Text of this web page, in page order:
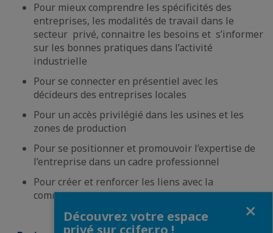
Pour mieux comprendre les spécificités des
entreprises, les modalités de travail dans le
secteur privé, connaitre les besoins et s’informer
sur les bonnes pratiques dans l’activité
industrielle
Pour se connecter en présentiel avec les
décideurs des entreprises locales
Pour un accès privilégié dans les usines et les
zones de production
Pour se positionner et promouvoir l’expertise de
l’entreprise dans un cadre professionnel
Pour créer et renforcer les liens avec la
communauté d’affaire du nord-est de la Roumanie
Agenda
Découvrez votre espace